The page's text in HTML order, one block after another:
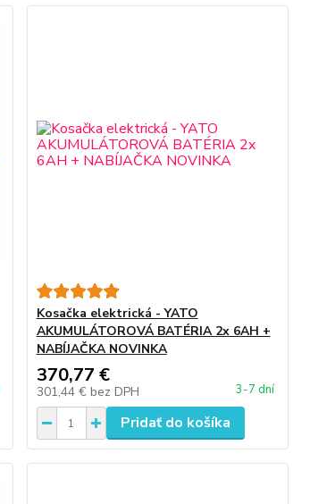
Kosačka elektrická - YATO
AKUMULÁTOROVÁ BATÉRIA 2x 6AH +
NABÍJAČKA NOVINKA
370,77 €
301,44 € bez DPH 3-7 dní
Pridať do košíka